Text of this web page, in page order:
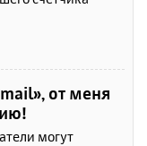
от меня
могут